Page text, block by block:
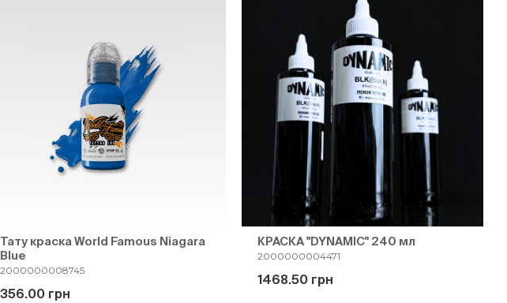
Тату краска World Famous Niagara
Blue
2000000008745
356.00 грн
КРАСКА "DYNAMIC" 240 мл
2000000004471
1468.50 грн